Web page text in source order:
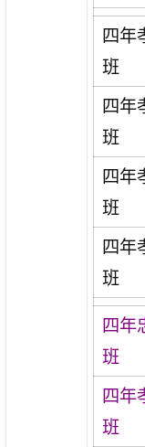
四年
班
四年
班
四年
班
四年
班
四年
班
四年
班